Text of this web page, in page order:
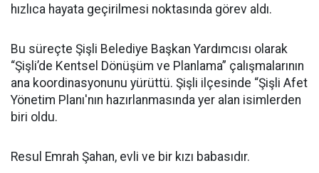
hızlıca hayata geçirilmesi noktasında görev aldı.
Bu süreçte Şişli Belediye Başkan Yardımcısı olarak
“Şişli’de Kentsel Dönüşüm ve Planlama” çalışmalarının
ana koordinasyonunu yürüttü. Şişli ilçesinde “Şişli Afet
Yönetim Planı'nın hazırlanmasında yer alan isimlerden
biri oldu.
Resul Emrah Şahan, evli ve bir kızı babasıdır.